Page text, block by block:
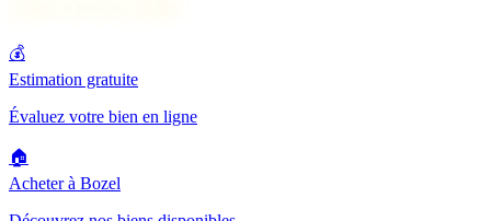
💰
Estimation gratuite
Évaluez votre bien en ligne
🏠
Acheter à Bozel